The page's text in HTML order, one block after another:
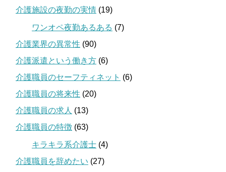
介護施設の夜勤の実情 (19)
ワンオペ夜勤あるある (7)
介護業界の異常性 (90)
介護派遣という働き方 (6)
介護職員のセーフティネット (6)
介護職員の将来性 (20)
介護職員の求人 (13)
介護職員の特徴 (63)
キラキラ系介護士 (4)
介護職員を辞めたい (27)